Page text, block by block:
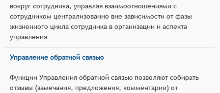
вокруг сотрудника, управляя взаимоотношениями с
сотрудником централизованно вне зависимости от фазы
жизненного цикла сотрудника в организации и аспекта
управления
Управление обратной связью
Функции Управления обратной связью позволяют собирать
отзывы (замечания, предложения, комментарии) от